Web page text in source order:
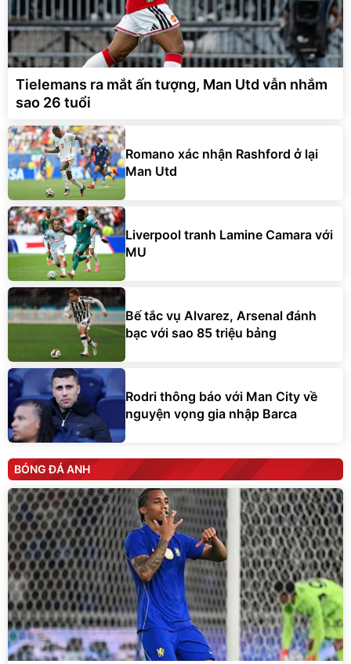
Tielemans ra mắt ấn tượng, Man Utd vẫn nhắm
sao 26 tuổi
Romano xác nhận Rashford ở lại
Man Utd
Liverpool tranh Lamine Camara với
MU
Bế tắc vụ Alvarez, Arsenal đánh
bạc với sao 85 triệu bảng
Rodri thông báo với Man City về
nguyện vọng gia nhập Barca
BÓNG ĐÁ ANH